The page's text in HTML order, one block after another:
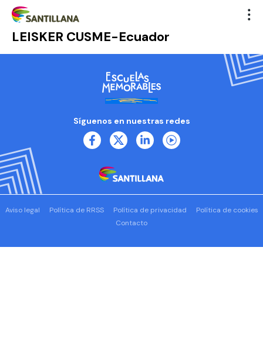
LEISKER CUSME-Ecuador
Síguenos en nuestras redes
Aviso legal Política de RRSS Política de privacidad
Política de cookies
Contacto